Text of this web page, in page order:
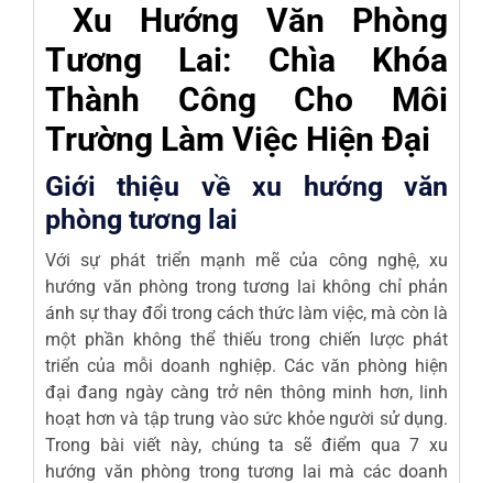
Xu Hướng Văn Phòng
Tương Lai: Chìa Khóa
Thành Công Cho Môi
Trường Làm Việc Hiện Đại
Giới thiệu về xu hướng văn
phòng tương lai
Với sự phát triển mạnh mẽ của công nghệ, xu
hướng văn phòng trong tương lai không chỉ phản
ánh sự thay đổi trong cách thức làm việc, mà còn là
một phần không thể thiếu trong chiến lược phát
triển của mỗi doanh nghiệp. Các văn phòng hiện
đại đang ngày càng trở nên thông minh hơn, linh
hoạt hơn và tập trung vào sức khỏe người sử dụng.
Trong bài viết này, chúng ta sẽ điểm qua 7 xu
hướng văn phòng trong tương lai mà các doanh